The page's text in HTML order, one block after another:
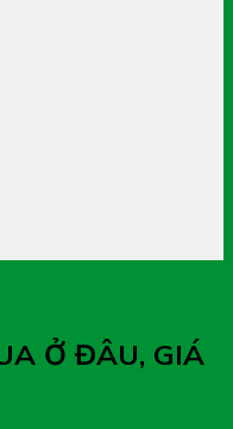
Ở ĐÂU, GIÁ